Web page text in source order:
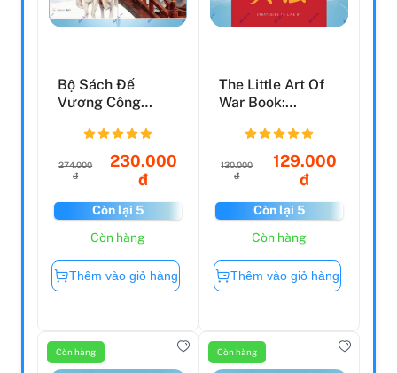
Bộ Sách Đế
Vương Công
Tập 5 (Bộ 2 C...
274.000
đ
230.000
đ
Còn lại 5
Còn hàng
Thêm vào giỏ hàng
The Little Art Of
War Book:
130.000
đ
129.000
đ
Còn lại 5
Còn hàng
Thêm vào giỏ hàng
Còn hàng Còn hàng